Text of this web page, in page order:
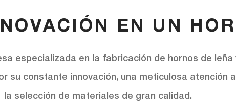
EN UN
especializada en la fabricación de hornos de leña
su constante innovación, una meticulosa atención
la selección de materiales de gran calidad.